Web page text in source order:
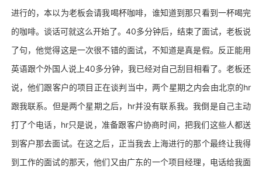
进行的，本以为老板会请我喝杯咖啡，谁知道到那只看到一杯喝完
的咖啡。谈话可就这么开始了。40多分钟后，结束了面试，老板说
了句，他觉得这是一次很不错的面试，不知道是真是假。反正能用
英语跟个外国人说上40多分钟，我已经对自己刮目相看了。老板还
说，他们跟客户的项目正在谈判当中，两个星期之内会由北京的hr
跟我联系。但是两个星期之后，hr并没有联系我。我倒是自己主动
打了个电话，hr只是说，准备跟客户协商时间，把我们这些人都送
到客户那去面试。在这之后，正当我去上海进行的那个最终让我得
到工作的面试的那天，他们又由广东的一个项目经理，电话给我面